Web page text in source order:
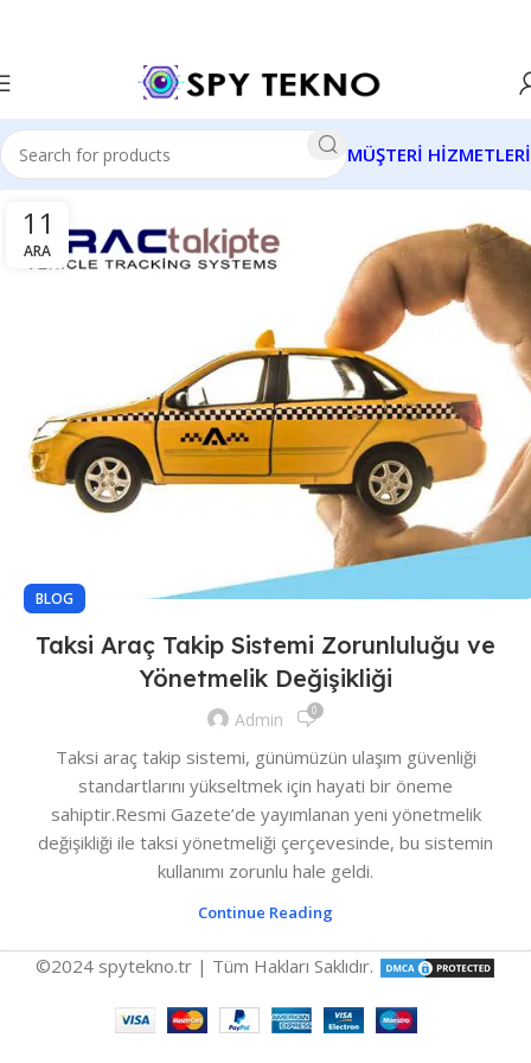
MÜŞTERİ HİZMETLERİ
11
ARA
BLOG
Taksi Araç Takip Sistemi Zorunluluğu ve
Yönetmelik Değişikliği
Admin 0
Taksi araç takip sistemi, günümüzün ulaşım güvenliği
standartlarını yükseltmek için hayati bir öneme
sahiptir.Resmi Gazete’de yayımlanan yeni yönetmelik
değişikliği ile taksi yönetmeliği çerçevesinde, bu sistemin
kullanımı zorunlu hale geldi.
Continue Reading
©2024 spytekno.tr | Tüm Hakları Saklıdır.